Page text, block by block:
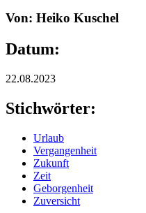
Von: Heiko Kuschel
Datum:
22.08.2023
Stichwörter:
Urlaub
Vergangenheit
Zukunft
Zeit
Geborgenheit
Zuversicht